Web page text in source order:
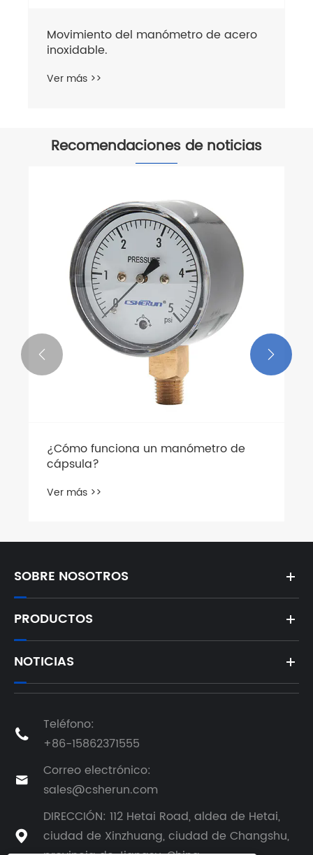
Movimiento del manómetro de acero
inoxidable.
Ver más >>
Recomendaciones de noticias
¿Cómo funciona un manómetro de
cápsula?
Ver más >>
 
SOBRE NOSOTROS
PRODUCTOS
NOTICIAS

Teléfono:
+86-15862371555

Correo electrónico:
sales@csherun.com

DIRECCIÓN: 112 Hetai Road, aldea de Hetai,
ciudad de Xinzhuang, ciudad de Changshu,